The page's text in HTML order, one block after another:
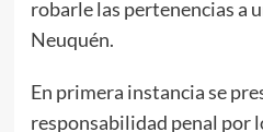
robarle las pertenencias a
Neuquén.
En primera instancia se
responsabilidad penal por